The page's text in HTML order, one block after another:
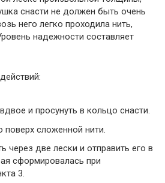
снасти не должен быть очень
него легко проходила нить,
надежности составляет
и просунуть в кольцо снасти.
поверх сложенной нити.
через две лески и отправить его в
сформировалась при
3.